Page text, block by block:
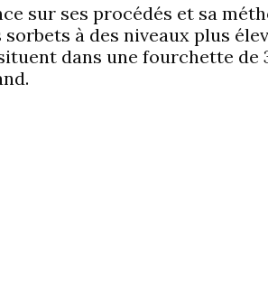
sur ses procédés et sa
à des niveaux plus
dans une fourchette de